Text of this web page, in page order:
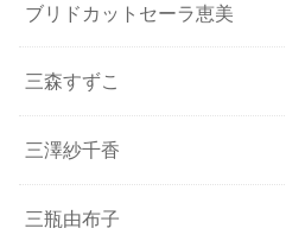
ブリドカットセーラ恵美
三森すずこ
三澤紗千香
三瓶由布子